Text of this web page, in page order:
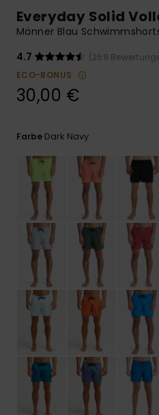
Finden
die
Fragen
Everyday Solid
Männer Blau
4.7
(269
ECO-BONUS
30,00 €
Farbe Dark Navy